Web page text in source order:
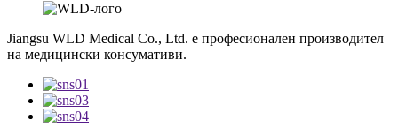
Jiangsu WLD Medical Co., Ltd. е професионален производител
на медицински консумативи.